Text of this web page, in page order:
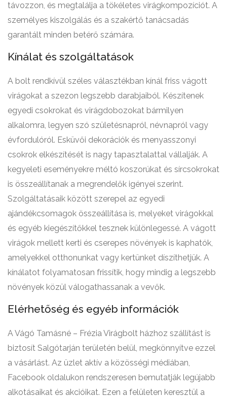
távozzon, és megtalálja a tökéletes virágkompozíciót. A
személyes kiszolgálás és a szakértő tanácsadás
garantált minden betérő számára.
Kínálat és szolgáltatások
A bolt rendkívül széles választékban kínál friss vágott
virágokat a szezon legszebb darabjaiból. Készítenek
egyedi csokrokat és virágdobozokat bármilyen
alkalomra, legyen szó születésnapról, névnapról vagy
évfordulóról. Esküvői dekorációk és menyasszonyi
csokrok elkészítését is nagy tapasztalattal vállalják. A
kegyeleti eseményekre méltó koszorúkat és sírcsokrokat
is összeállítanak a megrendelők igényei szerint.
Szolgáltatásaik között szerepel az egyedi
ajándékcsomagok összeállítása is, melyeket virágokkal
és egyéb kiegészítőkkel tesznek különlegessé. A vágott
virágok mellett kerti és cserepes növények is kaphatók,
amelyekkel otthonunkat vagy kertünket díszíthetjük. A
kínálatot folyamatosan frissítik, hogy mindig a legszebb
növények közül válogathassanak a vevők.
Elérhetőség és egyéb információk
A Vágó Tamásné – Frézia Virágbolt házhoz szállítást is
biztosít Salgótarján területén belül, megkönnyítve ezzel
a vásárlást. Az üzlet aktív a közösségi médiában,
Facebook oldalukon rendszeresen bemutatják legújabb
alkotásaikat és akcióikat. Ezen a felületen keresztül a